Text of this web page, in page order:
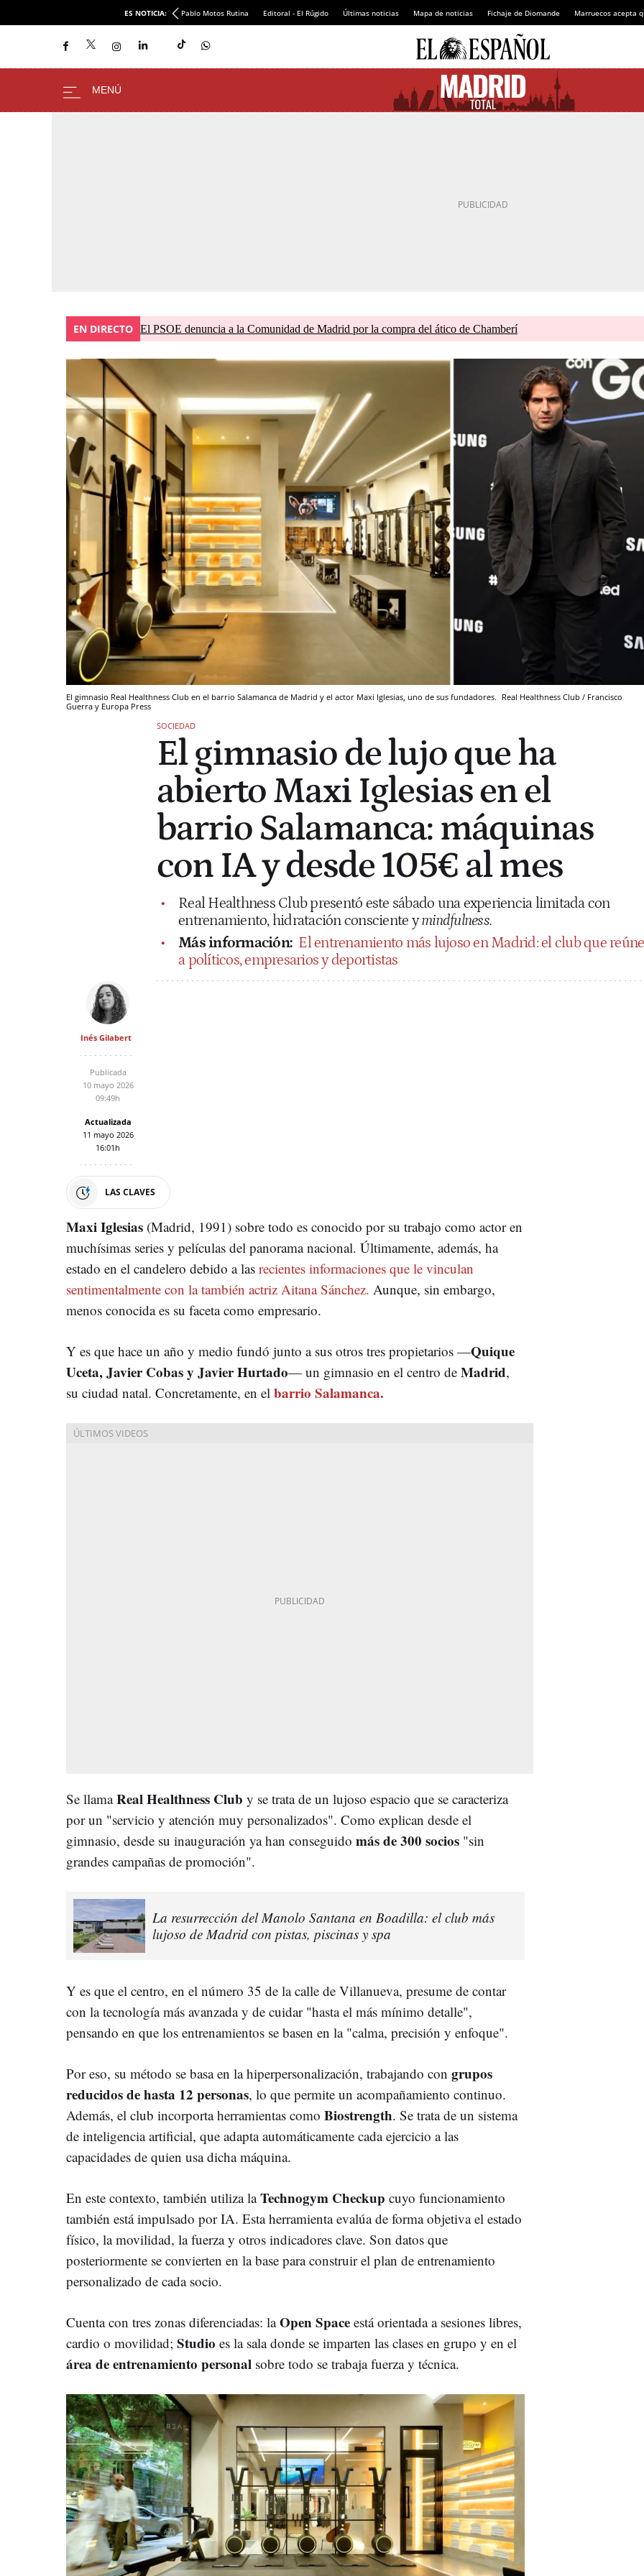
ES NOTICIA: Pablo Motos Rutina Editoral - El Rúgido Últimas noticias Mapa de noticias Fichaje de Diomande Marruecos acepta
EN DIRECTO El PSOE denuncia a la Comunidad de Madrid por la compra del ático de Chamberí
El gimnasio Real Healthness Club en el barrio Salamanca de Madrid y el actor Maxi Iglesias, uno de sus fundadores. Real Healthness Club / Francisco
Guerra y Europa Press
SOCIEDAD
El gimnasio de lujo que ha
abierto Maxi Iglesias en el
barrio Salamanca: máquinas
con IA y desde 105€ al mes
Real Healthness Club presentó este sábado una experiencia limitada con
entrenamiento, hidratación consciente ymindfulness.
Más información: El entrenamiento más lujoso en Madrid: el club que reúne
a políticos, empresarios y deportistas
Inés Gilabert
Publicada
10 mayo 2026
09:49h
Actualizada
11 mayo 2026
16:01h
LAS CLAVES
Maxi Iglesias (Madrid, 1991) sobre todo es conocido por su trabajo como actor en
muchísimas series y películas del panorama nacional. Últimamente, además, ha
estado en el candelero debido a las recientes informaciones que le vinculan
sentimentalmente con la también actriz Aitana Sánchez. Aunque, sin embargo,
menos conocida es su faceta como empresario.
Y es que hace un año y medio fundó junto a sus otros tres propietarios —Quique
Uceta, Javier Cobas y Javier Hurtado— un gimnasio en el centro de Madrid,
su ciudad natal. Concretamente, en el barrio Salamanca.
Se llamaReal Healthness Club y se trata de un lujoso espacio que se caracteriza
por un "servicio y atención muy personalizados". Como explican desde el
gimnasio, desde su inauguración ya han conseguido más de 300 socios "sin
grandes campañas de promoción".
La resurrección del Manolo Santana en Boadilla: el club más
lujoso de Madrid con pistas, piscinas y spa
Y es que el centro, en el número 35 de la calle de Villanueva, presume de contar
con la tecnología más avanzada y de cuidar "hasta el más mínimo detalle",
pensando en que los entrenamientos se basen en la "calma, precisión y enfoque".
Por eso, su método se basa en la hiperpersonalización, trabajando con grupos
reducidos de hasta 12 personas, lo que permite un acompañamiento continuo.
Además, el club incorporta herramientas como Biostrength. Se trata de un sistema
de inteligencia artificial, que adapta automáticamente cada ejercicio a las
capacidades de quien usa dicha máquina.
En este contexto, también utiliza laTechnogym Checkup cuyo funcionamiento
también está impulsado por IA. Esta herramienta evalúa de forma objetiva el estado
físico, la movilidad, la fuerza y otros indicadores clave. Son datos que
posteriormente se convierten en la base para construir el plan de entrenamiento
personalizado de cada socio.
Cuenta con tres zonas diferenciadas: laOpen Space está orientada a sesiones libres,
cardio o movilidad; Studio es la sala donde se imparten las clases en grupo y en el
área de entrenamiento personal sobre todo se trabaja fuerza y técnica.